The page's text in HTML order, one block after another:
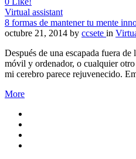
Virtual assistant
8 formas de mantener tu mente
octubre 21, 2014 by ccsete in
Después de una escapada fuera
móvil y ordenador, o cualquier
mi cerebro parece rejuvenecido.
More